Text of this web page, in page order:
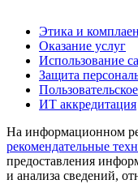
Этика и
Оказание услуг
Использование
Защита
ИТ аккредитация
На информационном
рекомендательные
предоставления
и анализа сведений,